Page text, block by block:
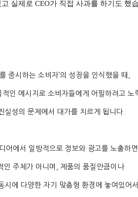
실제로 CEO가 직접 사과를 하기도 했
중시하는 소비자’의 성장을 인식했을 때
인 메시지로 소비자들에게 어필하려고 노
실성의 문제에서 대가를 치르게 됩니다
어에서 일방적으로 정보와 광고를 노출하면
인 주체가 아니며 제품의 품질만큼이나
시에 다양한 자기 맞춤형 환경에 놓여있어서